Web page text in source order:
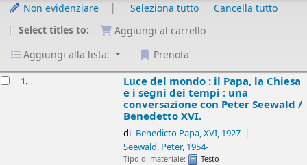
Non evidenziare Seleziona tutto
Cancella tutto
Select titles to:
Aggiungi al carrello
Aggiungi alla lista:
Prenota
1. Luce del mondo : il Papa, la Chiesa
e i segni dei tempi : una
conversazione con Peter Seewald /
Benedetto XVI.
di Benedicto Papa, XVI, 1927-
Seewald, Peter, 1954-
Tipo di materiale:
Testo